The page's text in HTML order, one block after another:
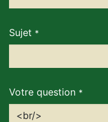
Sujet *
Votre question *